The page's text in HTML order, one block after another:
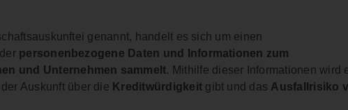
genannt, handelt es sich um einen
personenbezogene Daten und Informationen zum
und Unternehmen sammelt. Mithilfe dieser Informationen wird
der Auskunft über die Kreditwürdigkeit gibt und das Ausfallrisiko